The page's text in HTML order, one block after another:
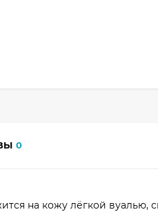
0
на кожу лёгкой вуалью,